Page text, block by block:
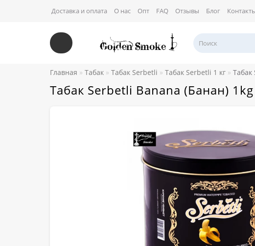
Доставка и оплата О нас Опт FAQ Отзывы Блог
Главная Табак Табак Serbetli Табак Serbetli 1 кг Табак
Табак Serbetli Banana (Банан) 1kg